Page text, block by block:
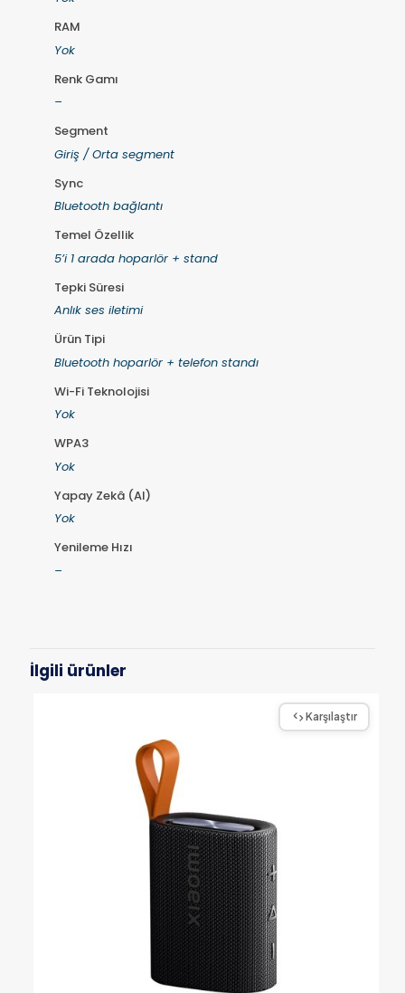
RAM
Yok
Renk Gamı
–
Segment
Giriş / Orta segment
Sync
Bluetooth bağlantı
Temel Özellik
5’i 1 arada hoparlör + stand
Tepki Süresi
Anlık ses iletimi
Ürün Tipi
Bluetooth hoparlör + telefon standı
Wi-Fi Teknolojisi
Yok
WPA3
Yok
Yapay Zekâ (AI)
Yok
Yenileme Hızı
–
İlgili ürünler
Karşılaştır